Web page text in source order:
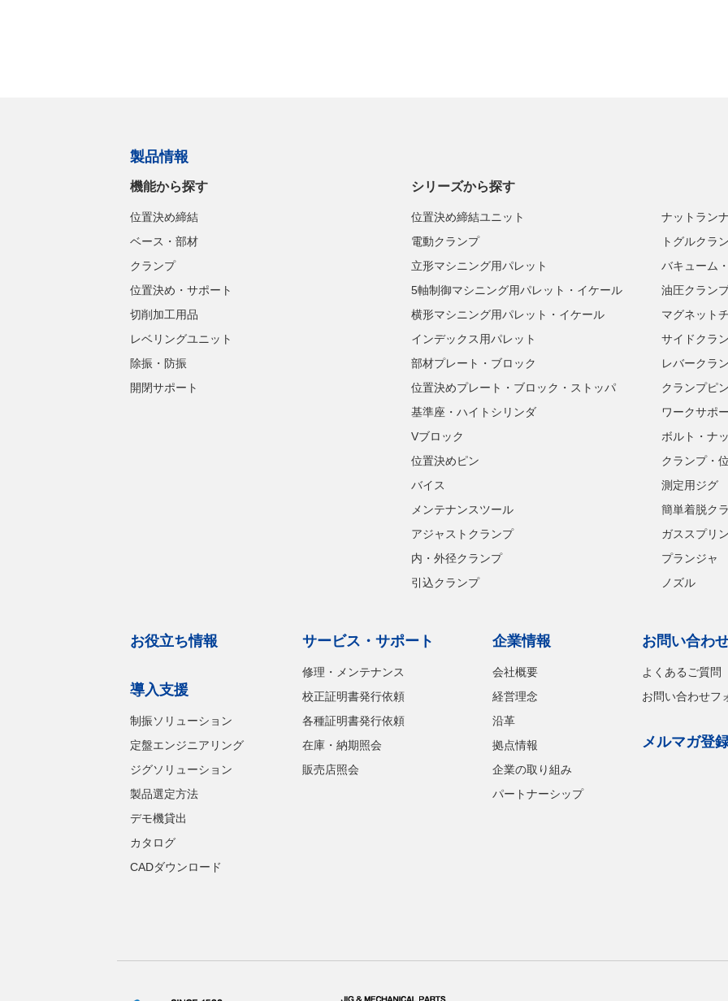
製品情報
機能から探す
位置決め締結
ベース・部材
クランプ
位置決め・サポート
切削加工用品
レベリングユニット
除振・防振
開閉サポート
シリーズから探す
位置決め締結ユニット
電動クランプ
立形マシニング用パレット
5軸制御マシニング用パレット・イケール
横形マシニング用パレット・イケール
インデックス用パレット
部材プレート・ブロック
位置決めプレート・ブロック・ストッパ
基準座・ハイトシリンダ
Vブロック
位置決めピン
バイス
メンテナンスツール
アジャストクランプ
内・外径クランプ
引込クランプ
ナットラン
トグルクラ
バキューム
油圧クラン
マグネット
サイドクラ
レバークラ
クランプピ
ワークサポ
ボルト・ナ
クランプ・
測定用ジグ
簡単着脱ク
ガススプリ
プランジャ
ノズル
お役立ち情報
導入支援
制振ソリューション
定盤エンジニアリング
ジグソリューション
製品選定方法
デモ機貸出
カタログ
CADダウンロード
サービス・サポート
修理・メンテナンス
校正証明書発行依頼
各種証明書発行依頼
在庫・納期照会
販売店照会
企業情報
会社概要
経営理念
沿革
拠点情報
企業の取り組み
パートナーシップ
お問い合わ
よくあるご質問
お問い合わせフ
メルマガ登